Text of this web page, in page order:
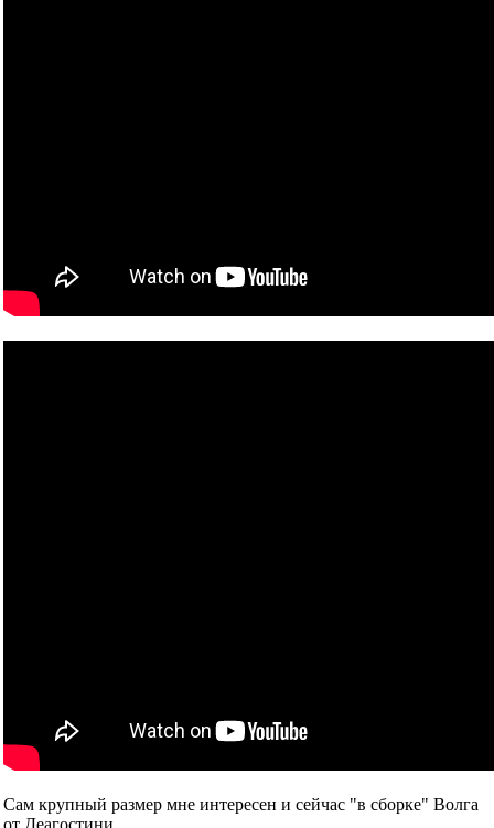
Сам крупный размер мне интересен и сейчас "в сборке" Волга